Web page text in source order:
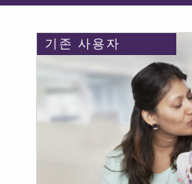
기존 사용자